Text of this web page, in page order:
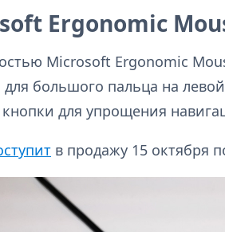
Ergonomic
Microsoft Ergonomic
большого пальца на
для упрощения
в продажу 15 октября